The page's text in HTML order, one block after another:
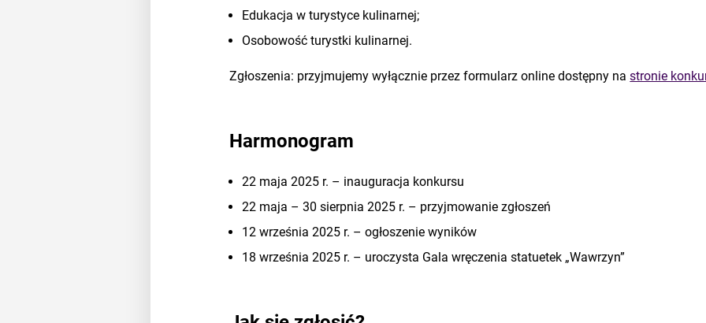
Edukacja w turystyce kulinarnej;
Osobowość turystki kulinarnej.
Zgłoszenia: przyjmujemy wyłącznie przez formularz online dostępny nastronie
Harmonogram
22 maja 2025 r. – inauguracja konkursu
22 maja – 30 sierpnia 2025 r. – przyjmowanie zgłoszeń
12 września 2025 r. – ogłoszenie wyników
18 września 2025 r. – uroczysta Gala wręczenia statuetek „Wawrzyn”